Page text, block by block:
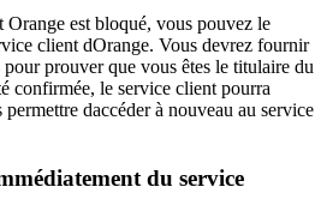
est bloqué, vous pouvez le
client dOrange. Vous devrez fournir
prouver que vous êtes le titulaire du
confirmée, le service client pourra
daccéder à nouveau au service
du service